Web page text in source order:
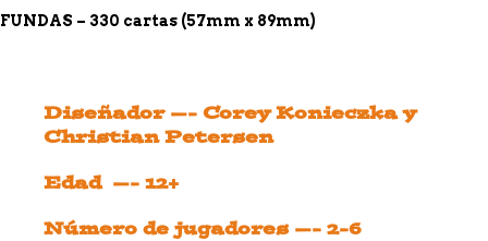
FUNDAS – 330 cartas (57mm x 89mm)
Diseñador —- Corey Konieczka y
Christian Petersen
Edad —- 12+
Número de jugadores —- 2-6